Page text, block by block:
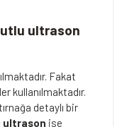
ultrason
Fakat
kullanılmaktadır.
detaylı bir
ultrason ise